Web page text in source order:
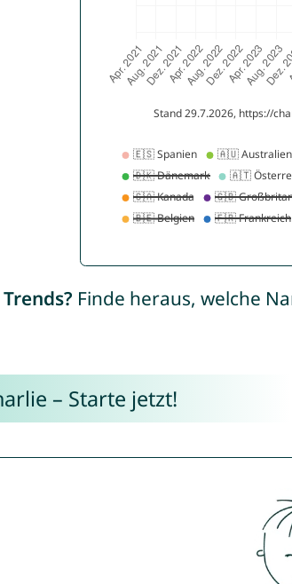
Finde heraus, welche
– Starte jetzt!